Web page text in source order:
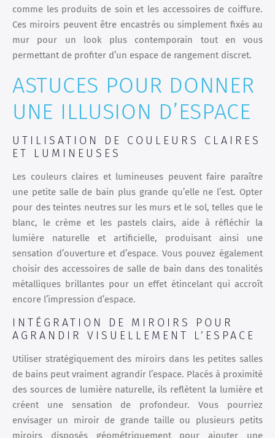
comme les produits de soin et les accessoires de coiffure.
Ces miroirs peuvent être encastrés ou simplement fixés au
mur pour un look plus contemporain tout en vous
permettant de profiter d’un espace de rangement discret.
ASTUCES POUR DONNER
UNE ILLUSION D’ESPACE
UTILISATION DE COULEURS CLAIRES
ET LUMINEUSES
Les couleurs claires et lumineuses peuvent faire paraître
une petite salle de bain plus grande qu’elle ne l’est. Opter
pour des teintes neutres sur les murs et le sol, telles que le
blanc, le crème et les pastels clairs, aide à réfléchir la
lumière naturelle et artificielle, produisant ainsi une
sensation d’ouverture et d’espace. Vous pouvez également
choisir des accessoires de salle de bain dans des tonalités
métalliques brillantes pour un effet étincelant qui accroît
encore l’impression d’espace.
INTÉGRATION DE MIROIRS POUR
AGRANDIR VISUELLEMENT L’ESPACE
Utiliser stratégiquement des miroirs dans les petites salles
de bains peut vraiment agrandir l’espace. Placés à proximité
des sources de lumière naturelle, ils reflètent la lumière et
créent une sensation de profondeur. Vous pourriez
envisager un miroir de grande taille ou plusieurs petits
miroirs disposés géométriquement pour ajouter une